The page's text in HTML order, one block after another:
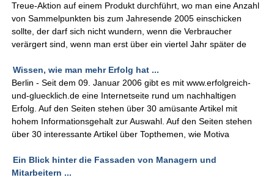
Treue-Aktion auf einem Produkt durchführt, wo man eine Anzahl
von Sammelpunkten bis zum Jahresende 2005 einschicken
sollte, der darf sich nicht wundern, wenn die Verbraucher
verärgert sind, wenn man erst über ein viertel Jahr später de
Wissen, wie man mehr Erfolg hat ...
Berlin - Seit dem 09. Januar 2006 gibt es mit www.erfolgreich-
und-gluecklich.de eine Internetseite rund um nachhaltigen
Erfolg. Auf den Seiten stehen über 30 amüsante Artikel mit
hohem Informationsgehalt zur Auswahl. Auf den Seiten stehen
über 30 interessante Artikel über Topthemen, wie Motiva
Ein Blick hinter die Fassaden von Managern und
Mitarbeitern ...